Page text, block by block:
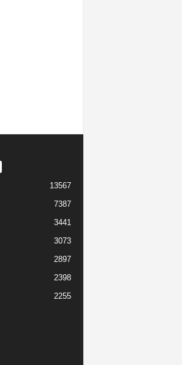
13567
7387
3441
3073
2897
2398
2255